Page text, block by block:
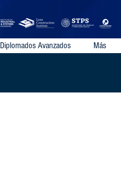
Diplomados Avanzados Más